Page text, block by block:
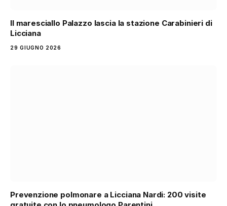
Il maresciallo Palazzo lascia la stazione Carabinieri di
Licciana
29 GIUGNO 2026
Prevenzione polmonare a Licciana Nardi: 200 visite